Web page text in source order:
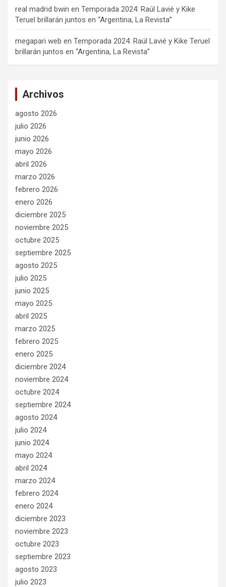
real madrid bwin en Temporada 2024: Raúl Lavié y Kike
Teruel brillarán juntos en “Argentina, La Revista”
megapari web en Temporada 2024: Raúl Lavié y Kike Teruel
brillarán juntos en “Argentina, La Revista”
Archivos
agosto 2026
julio 2026
junio 2026
mayo 2026
abril 2026
marzo 2026
febrero 2026
enero 2026
diciembre 2025
noviembre 2025
octubre 2025
septiembre 2025
agosto 2025
julio 2025
junio 2025
mayo 2025
abril 2025
marzo 2025
febrero 2025
enero 2025
diciembre 2024
noviembre 2024
octubre 2024
septiembre 2024
agosto 2024
julio 2024
junio 2024
mayo 2024
abril 2024
marzo 2024
febrero 2024
enero 2024
diciembre 2023
noviembre 2023
octubre 2023
septiembre 2023
agosto 2023
julio 2023